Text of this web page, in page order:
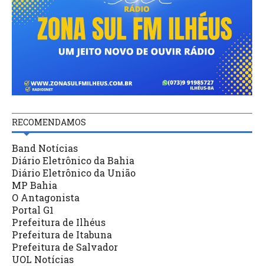
RECOMENDAMOS
Band Notícias
Diário Eletrônico da Bahia
Diário Eletrônico da União
MP Bahia
O Antagonista
Portal G1
Prefeitura de Ilhéus
Prefeitura de Itabuna
Prefeitura de Salvador
UOL Notícias